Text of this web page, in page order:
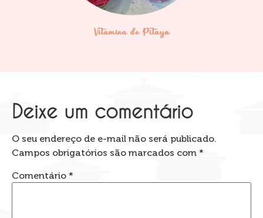
Vitamina de Pitaya
Deixe um comentário
O seu endereço de e-mail não será publicado.
Campos obrigatórios são marcados com *
Comentário *